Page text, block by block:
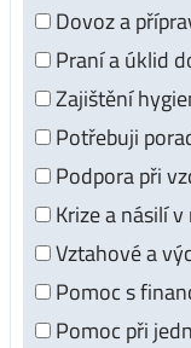
Dovoz a
Praní a úklid
Zajištění
Potřebuji
Podpora při
Krize a násilí
Vztahové a
Pomoc s
Pomoc při